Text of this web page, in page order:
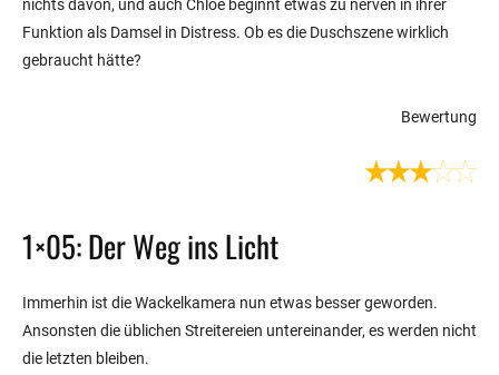
nichts davon, und auch Chloe beginnt etwas zu nerven in ihrer
Funktion als Damsel in Distress. Ob es die Duschszene wirklich
gebraucht hätte?
Bewertung
1×05: Der Weg ins Licht
Immerhin ist die Wackelkamera nun etwas besser geworden.
Ansonsten die üblichen Streitereien untereinander, es werden nicht
die letzten bleiben.